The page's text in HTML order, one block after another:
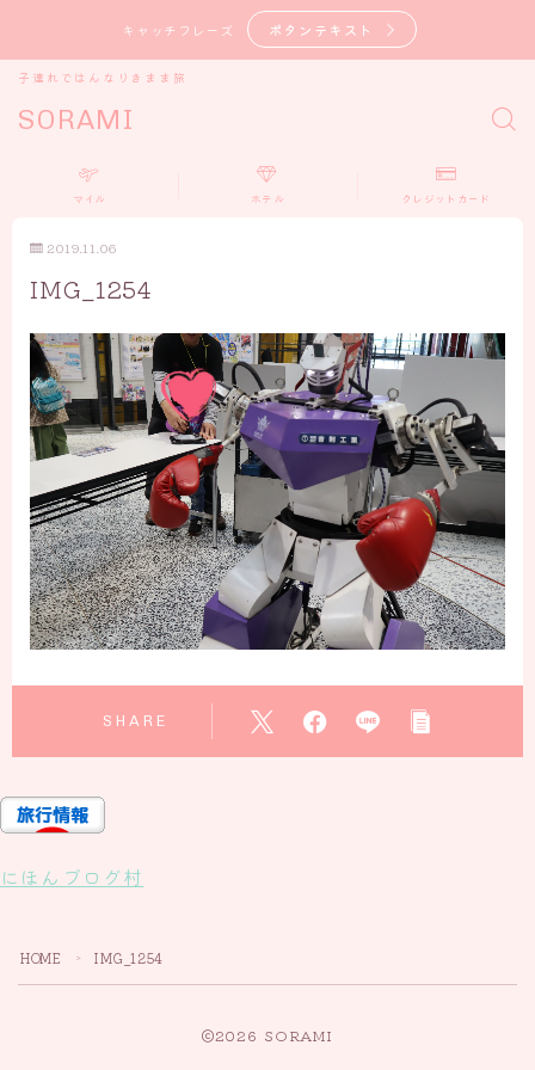
キャッチフレーズ ボタンテキスト
SORAMI
子連れではんなりきまま旅
マイル ホテル クレジットカード
2019.11.06
IMG_1254
SHARE
にほんブログ村
HOME ＞ IMG_1254
2026 SORAMI